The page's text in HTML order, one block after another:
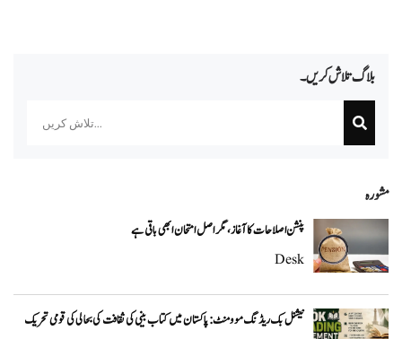
بلاگ تلاش کریں۔
مشورہ
پنشن اصلاحات کا آغاز، مگر اصل امتحان ابھی باقی ہے
Desk
نیشنل بک ریڈنگ موومنٹ: پاکستان میں کتاب بینی کی ثقافت کی بحالی کی قومی تحریک